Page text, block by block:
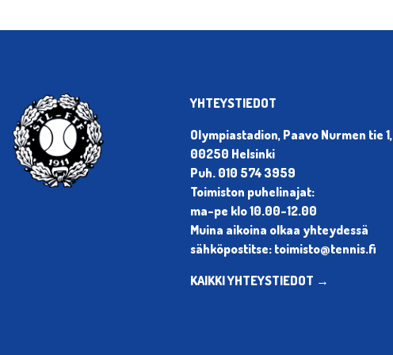
YHTEYSTIEDOT
Olympiastadion, Paavo Nurmen tie 1,
00250 Helsinki
Puh. 010 574 3959
Toimiston puhelinajat:
ma-pe klo 10.00-12.00
Muina aikoina olkaa yhteydessä
sähköpostitse: toimisto@tennis.fi
KAIKKI YHTEYSTIEDOT →